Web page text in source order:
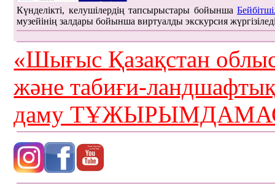
Күнделікті, келушілердің тапсырыстары бойынша
музейінің залдары бойынша виртуалды экскурсия
«Шығыс Қазақстан
және табиғи-
даму